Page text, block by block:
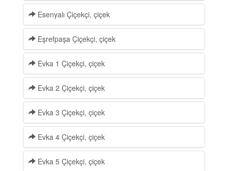
Esenyalı Çiçekçi, çiçek
Eşrefpaşa Çiçekçi, çiçek
Evka 1 Çiçekçi, çiçek
Evka 2 Çiçekçi, çiçek
Evka 3 Çiçekçi, çiçek
Evka 4 Çiçekçi, çiçek
Evka 5 Çiçekçi, çiçek